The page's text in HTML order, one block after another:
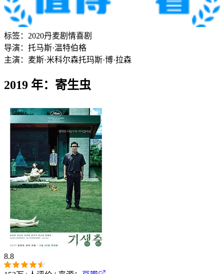
标签： 2020丹麦剧情喜剧
导演： 托马斯·温特伯格
主演： 麦斯·米科尔森托玛斯·博·拉森
2019 年：寄生虫
8.8